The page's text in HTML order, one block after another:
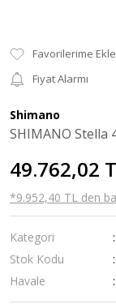
Fiyat Alarmı
Shimano
SHIMANO Stella
49.762,02
*9.952,40 TL den
Kategori
Stok Kodu
Havale